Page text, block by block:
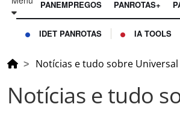
PANEMPREGOS PANROTAS+
IDET PANROTAS IA TOOLS
Notícias e tudo sobre
Notícias e tudo